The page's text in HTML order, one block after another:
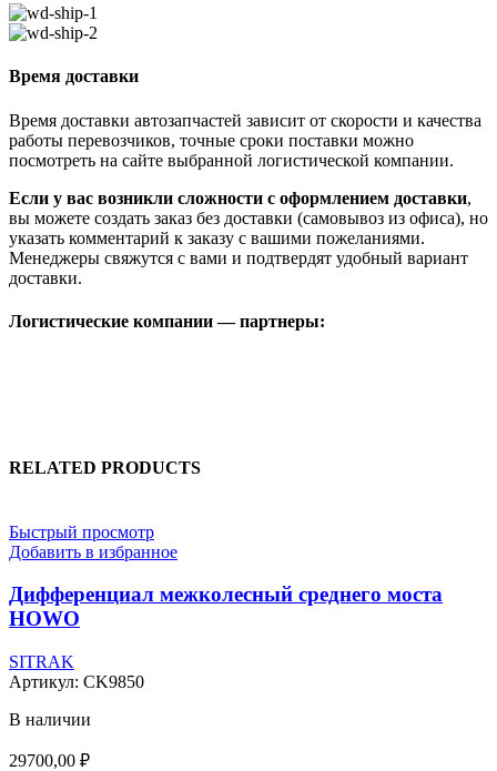
Время доставки
Время доставки автозапчастей зависит от скорости и качества
работы перевозчиков, точные сроки поставки можно
посмотреть на сайте выбранной логистической компании.
Если у вас возникли сложности с оформлением доставки,
вы можете создать заказ без доставки (самовывоз из офиса), но
указать комментарий к заказу с вашими пожеланиями.
Менеджеры свяжутся с вами и подтвердят удобный вариант
доставки.
Логистические компании — партнеры:
RELATED PRODUCTS
Быстрый просмотр
Добавить в избранное
Дифференциал межколесный среднего моста
HOWO
SITRAK
Артикул: CK9850
В наличии
29700,00 ₽